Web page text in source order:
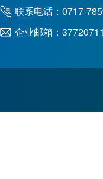
联系电话：0717-
企业邮箱：